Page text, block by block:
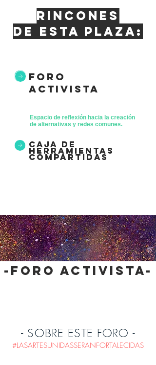
Rincones
de esta plaza:
foro
activista
Espacio de reflexión hacia la creación
de alternativas y redes comunes.
caja de
herramientas
compartidas
-foro activista-
- SOBRE ESTE FORO -
#LASARTESUNIDASSERANFORTALECIDAS